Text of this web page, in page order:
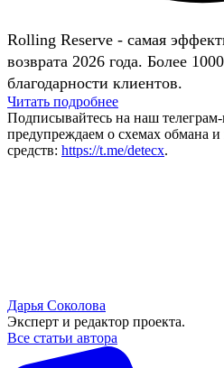
Rolling Reserve - самая
возврата 2026 года. Более
благодарности клиентов.
Читать подробнее
Подписывайтесь на наш
предупреждаем о схемах обмана и
средств: https://t.me/detecx.
Дарья Соколова
Эксперт и редактор проекта.
Все статьи автора